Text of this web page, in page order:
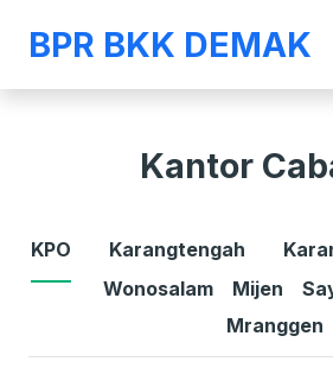
BPR BKK DEMAK
Kantor
KPO Karangtengah
Wonosalam
Mijen
Mranggen